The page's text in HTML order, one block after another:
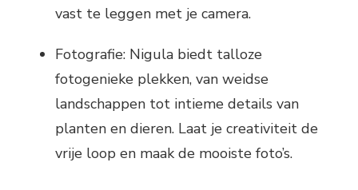
vast te leggen met je camera.
Fotografie: Nigula biedt talloze
fotogenieke plekken, van weidse
landschappen tot intieme details van
planten en dieren. Laat je creativiteit de
vrije loop en maak de mooiste foto’s.